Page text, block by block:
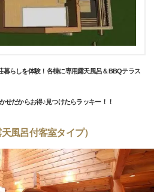
らしを体験！各棟に専用露天風呂＆BBQテラス
だからお得♪見つけたらラッキー！！
風呂付客室タイプ）